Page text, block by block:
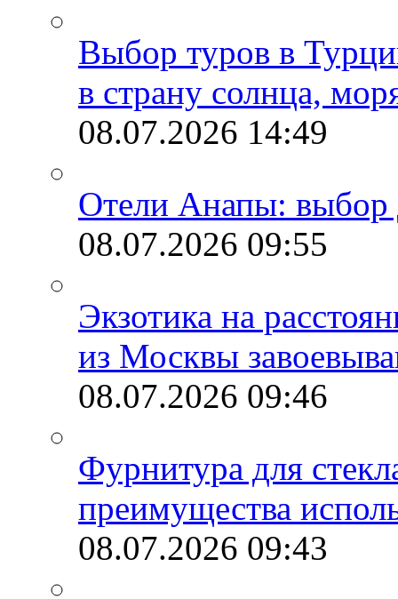
Выбор туров в
в страну солнца,
08.07.2026 14:49
Отели Анапы: выбор
08.07.2026 09:55
Экзотика на
из Москвы
08.07.2026 09:46
Фурнитура для
преимущества
08.07.2026 09:43